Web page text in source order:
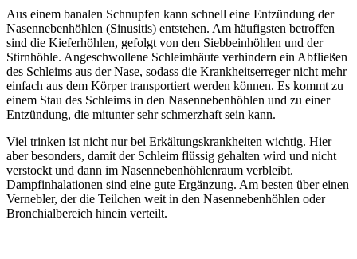
Aus einem banalen Schnupfen kann schnell eine Entzündung der
Nasennebenhöhlen (Sinusitis) entstehen. Am häufigsten betroffen
sind die Kieferhöhlen, gefolgt von den Siebbeinhöhlen und der
Stirnhöhle. Angeschwollene Schleimhäute verhindern ein Abfließen
des Schleims aus der Nase, sodass die Krankheitserreger nicht mehr
einfach aus dem Körper transportiert werden können. Es kommt zu
einem Stau des Schleims in den Nasennebenhöhlen und zu einer
Entzündung, die mitunter sehr schmerzhaft sein kann.
Viel trinken ist nicht nur bei Erkältungskrankheiten wichtig. Hier
aber besonders, damit der Schleim flüssig gehalten wird und nicht
verstockt und dann im Nasennebenhöhlenraum verbleibt.
Dampfinhalationen sind eine gute Ergänzung. Am besten über einen
Vernebler, der die Teilchen weit in den Nasennebenhöhlen oder
Bronchialbereich hinein verteilt.